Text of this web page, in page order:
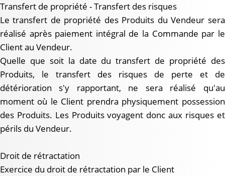
Transfert de propriété - Transfert des risques
Le transfert de propriété des Produits du Vendeur sera
réalisé après paiement intégral de la Commande par le
Client au Vendeur.
Quelle que soit la date du transfert de propriété des
Produits, le transfert des risques de perte et de
détérioration s'y rapportant, ne sera réalisé qu'au
moment où le Client prendra physiquement possession
des Produits. Les Produits voyagent donc aux risques et
périls du Vendeur.
Droit de rétractation
Exercice du droit de rétractation par le Client